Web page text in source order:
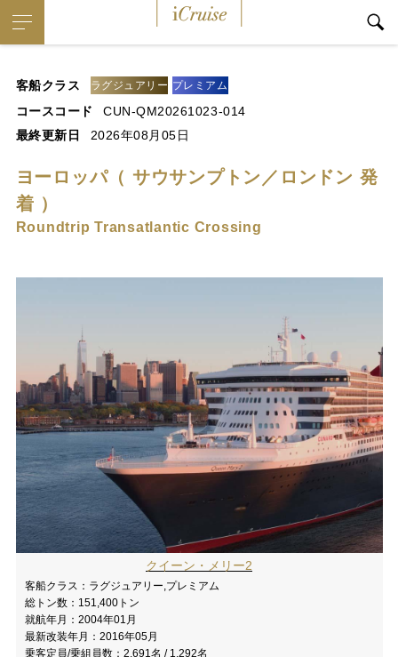
客船クラス ラグジュアリー プレミアム
コースコード
CUN-QM20261023-014
最終更新日
2026年08月05日
ヨーロッパ（ サウサンプトン／ロンドン 発
着 ）
Roundtrip Transatlantic Crossing
クイーン・メリー2
客船クラス： ラグジュアリー,プレミアム
総トン数： 151,400トン
就航年月： 2004年01月
最新改装年月： 2016年05月
乗客定員/乗組員数： 2,691名 / 1,292名